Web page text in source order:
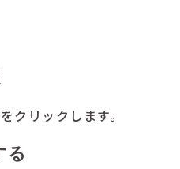
リックします。
る